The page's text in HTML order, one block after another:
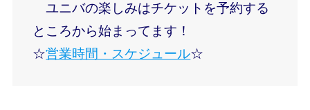
ユニバの楽しみはチケットを予約する
ところから始まってます！
☆営業時間・スケジュール☆